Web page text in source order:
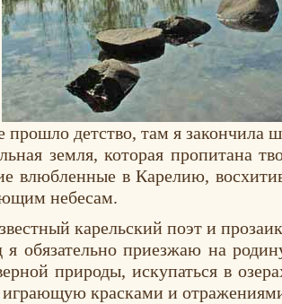
детство, там я закончила
земля, которая пропитана
влюбленные в Карелию,
небесам.
карельский поэт и
обязательно приезжаю на
природы, искупаться в
красками и